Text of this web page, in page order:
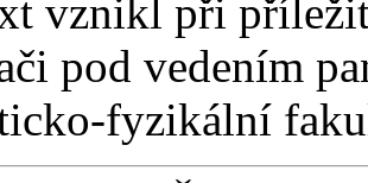
vznikl při
pod vedením
fyzikální